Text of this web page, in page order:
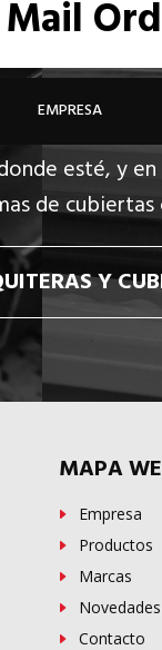
EMPRESA
esté, y
de
Y
MAPA
Empresa
Productos
Marcas
Novedades
Contacto